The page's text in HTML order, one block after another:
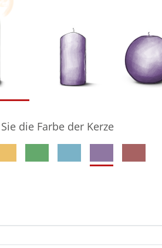
die Farbe der Kerze